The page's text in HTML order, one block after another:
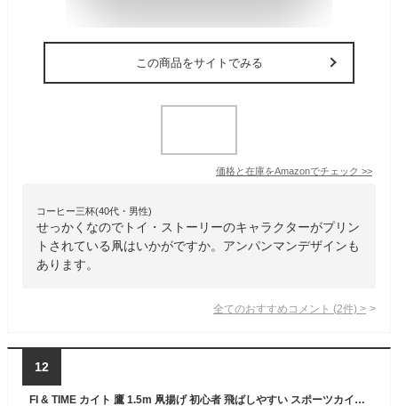
この商品をサイトでみる
価格と在庫をAmazonでチェック >>
コーヒー三杯(40代・男性)
せっかくなのでトイ・ストーリーのキャラクターがプリン
トされている凧はいかがですか。アンパンマンデザインも
あります。
全てのおすすめコメント (2件) >
12
FI & TIME カイト 鷹 1.5m 凧揚げ 初心者 飛ばしやすい スポーツカイト 鳥よけ 防鳥防獣対策 植物保護 凧糸付き